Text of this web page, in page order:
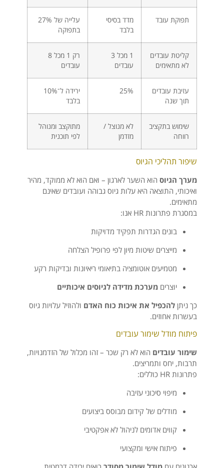
תפוקת עובד
מדד בסיסי
בלבד
עלייה של 27%
בתפוקה
קליטת עובדים
לא מתאימים
1 מכל 3
עובדים
רק 1 מכל 8
עובדים
עזיבת עובדים
תוך שנה
25%
ירידה ל־10%
בלבד
שימוש בתקציב
רווחה
לא מנוצל /
מזדמן
מתוקצב ומנוהל
לפי תוכנית
שיפור תהליכי הגיוס
מערך הגיוס הוא השער לארגון – ואם הוא לא ממוקד, מהיר
ואיכותי, התוצאה היא עלות גיוס גבוהה ועובדים שאינם
מתאימים.
במסגרת פתרונות HR אנו:
בונים הגדרות תפקיד מדויקות
מייצרים שיטות מיון לפי פרופיל הצלחה
מטמיעים אוטומציה בתיאומי ריאיונות ובדיקות רקע
יוצרים מערכת מדידה לגיוסים איכותיים
כך ניתן להכפיל את איכות כוח האדם ולהוזיל עלויות גיוס
בעשרות אחוזים.
פיתוח מודל שימור עובדים
שימור עובדים הוא לא רק שכר – זהו מכלול של הזדמנויות,
תרבות, יחס ותמריצים.
פתרונות HR כוללים:
מיפוי סיכוני עזיבה
מודלים של קידום מבוסס ביצועים
קווים אדומים לניהול לא אפקטיבי
פיתוח אישי ומקצועי